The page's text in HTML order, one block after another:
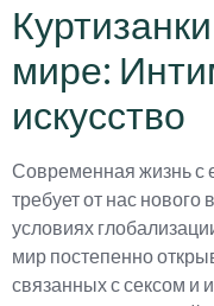
мире:
искусство
Современная жизнь с
требует от нас
условиях
мир постепенно
связанных с сексом и